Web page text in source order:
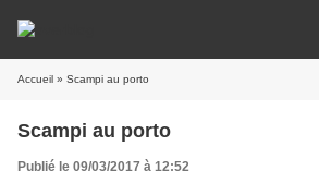
Accueil » Scampi au porto
Scampi au porto
Publié le 09/03/2017 à 12:52